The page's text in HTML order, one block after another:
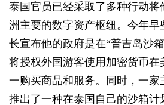
泰国官员已经采取了多种行动将
洲主要的数字资产枢纽。今年早
长宣布他的政府是在“普吉岛沙
将授权外国游客使用加密货币在
一购买商品和服务。同时，一
推出了一种在泰国自己的沙箱计